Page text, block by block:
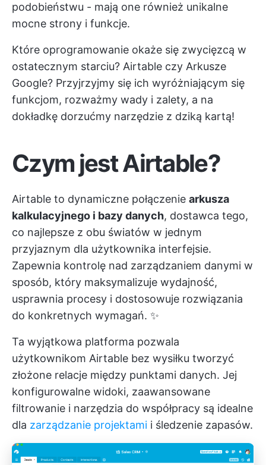
podobieństwu - mają one również unikalne
mocne strony i funkcje.
Które oprogramowanie okaże się zwycięzcą w
ostatecznym starciu? Airtable czy Arkusze
Google? Przyjrzyjmy się ich wyróżniającym się
funkcjom, rozważmy wady i zalety, a na
dokładkę dorzućmy narzędzie z dziką kartą!
Czym jest Airtable?
Airtable to dynamiczne połączenie arkusza
kalkulacyjnego i bazy danych, dostawca tego,
co najlepsze z obu światów w jednym
przyjaznym dla użytkownika interfejsie.
Zapewnia kontrolę nad zarządzaniem danymi w
sposób, który maksymalizuje wydajność,
usprawnia procesy i dostosowuje rozwiązania
do konkretnych wymagań. ✨
Ta wyjątkowa platforma pozwala
użytkownikom Airtable bez wysiłku tworzyć
złożone relacje między punktami danych. Jej
konfigurowalne widoki, zaawansowane
filtrowanie i narzędzia do współpracy są idealne
dla zarządzanie projektami i śledzenie zapasów.